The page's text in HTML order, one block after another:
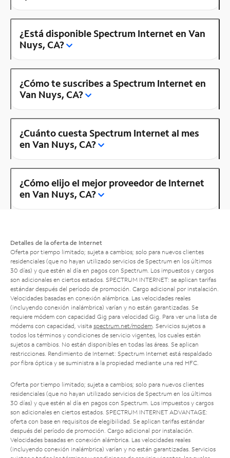
¿Está disponible Spectrum Internet en Van
Nuys, CA?
¿Cómo te suscribes a Spectrum Internet en
Van Nuys, CA?
¿Cuánto cuesta Spectrum Internet al mes
en Van Nuys, CA?
¿Cómo elijo el mejor proveedor de Internet
en Van Nuys, CA?
Detalles de la oferta de Internet
Oferta por tiempo limitado; sujeta a cambios; solo para nuevos clientes
residenciales (que no hayan utilizado servicios de Spectrum en los últimos
30 días) y que estén al día en pagos con Spectrum. Los impuestos y cargos
son adicionales en ciertos estados. SPECTRUM INTERNET: se aplican tarifas
estándar después del período de promoción. Cargo adicional por instalación.
Velocidades basadas en conexión alámbrica. Las velocidades reales
(incluyendo conexión inalámbrica) varían y no están garantizadas. Se
requiere módem con capacidad Gig para velocidad Gig. Para ver una lista de
módems con capacidad, visita spectrum.net/modem . Servicios sujetos a
todos los términos y condiciones de servicio vigentes, los cuales están
sujetos a cambios. No están disponibles en todas las áreas. Se aplican
restricciones. Rendimiento de Internet: Spectrum Internet está respaldado
por fibra óptica y se suministra a la propiedad mediante una red HFC.
Oferta por tiempo limitado; sujeta a cambios; solo para nuevos clientes
residenciales (que no hayan utilizado servicios de Spectrum en los últimos
30 días) y que estén al día en pagos con Spectrum. Los impuestos y cargos
son adicionales en ciertos estados. SPECTRUM INTERNET ADVANTAGE:
oferta con base en requisitos de elegibilidad. Se aplican tarifas estándar
después del período de promoción. Cargo adicional por instalación.
Velocidades basadas en conexión alámbrica. Las velocidades reales
(incluyendo conexión inalámbrica) varían y no están garantizadas. Servicios